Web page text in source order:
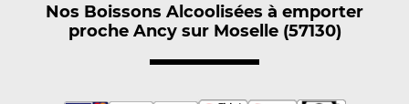
Nos Boissons Alcoolisées à emporter
proche Ancy sur Moselle (57130)